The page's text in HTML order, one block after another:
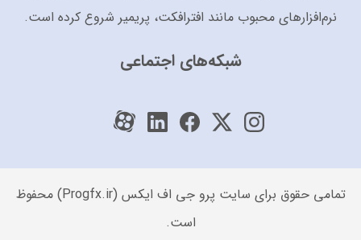
نرم‌افزارهای محبوب مانند افترافکت، پریمیر شروع کرده است.
شبکه‌های اجتماعی
تمامی حقوق برای سایت پرو جی اف ایکس (Progfx.ir) محفوظ
است.